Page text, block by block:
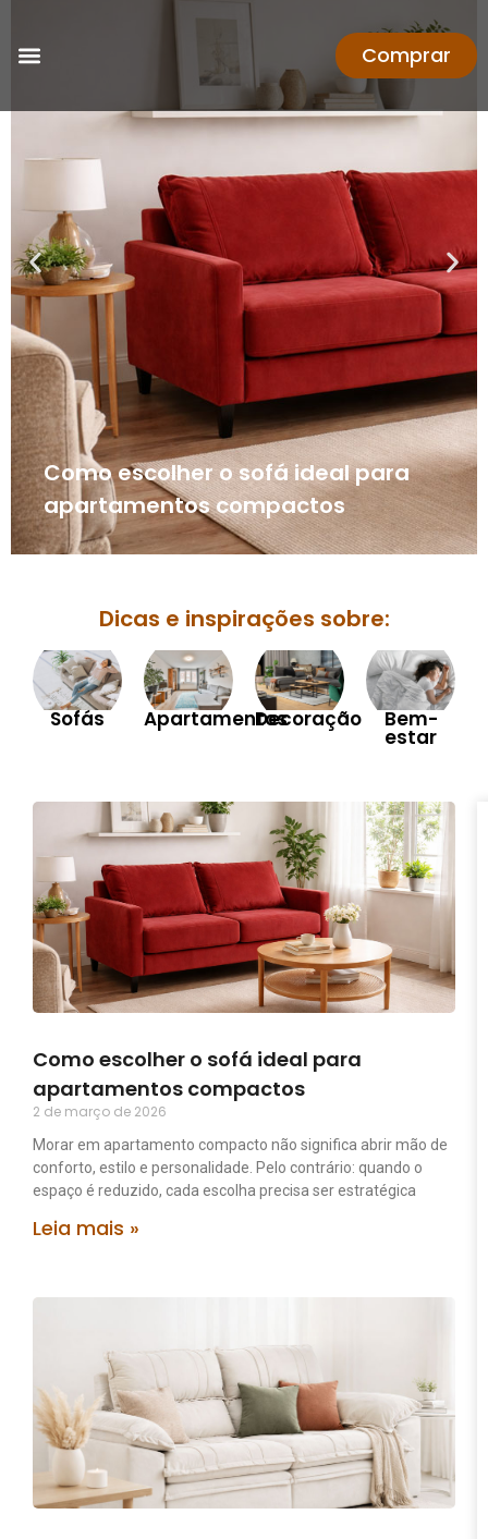
Comprar
Como escolher o sofá ideal para
apartamentos compactos
Dicas e inspirações sobre:
Sofás ApartamentosDecoração Bem-
estar
Como escolher o sofá ideal para
apartamentos compactos
2 de março de 2026
Morar em apartamento compacto não significa abrir mão de
conforto, estilo e personalidade. Pelo contrário: quando o
espaço é reduzido, cada escolha precisa ser estratégica
Leia mais »